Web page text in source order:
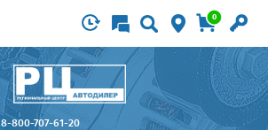
0
8-800-707-61-20